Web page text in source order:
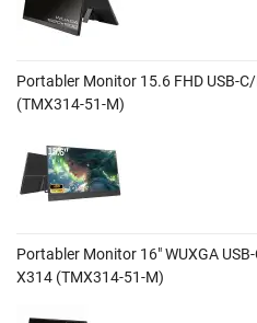
Portabler Monitor 15.6 FHD USB-
(TMX314-51-M)
Portabler Monitor 16" WUXGA
X314 (TMX314-51-M)